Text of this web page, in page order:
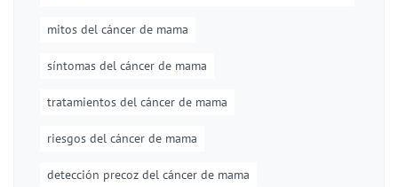
mitos del cáncer de mama
síntomas del cáncer de mama
tratamientos del cáncer de mama
riesgos del cáncer de mama
detección precoz del cáncer de mama